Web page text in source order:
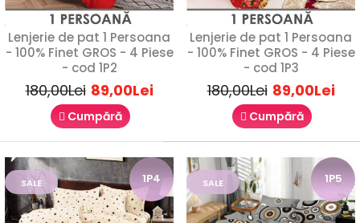
Lenjerie de Pat 1 Persoană Finet Gros – 4 PieseVă prezentăm
o lenjerie de pat pentru o persoană, rea..
Lenjerie de pat 1 Persoana
- 100% Finet GROS - 4 Piese
- cod 1P2
180,00Lei 89,00Lei
Cumpără
Lenjerie de pat 1 Persoana
- 100% Finet GROS - 4 Piese
- cod 1P3
180,00Lei 89,00Lei
Cumpără
1P4
SALE 1P5
SALE